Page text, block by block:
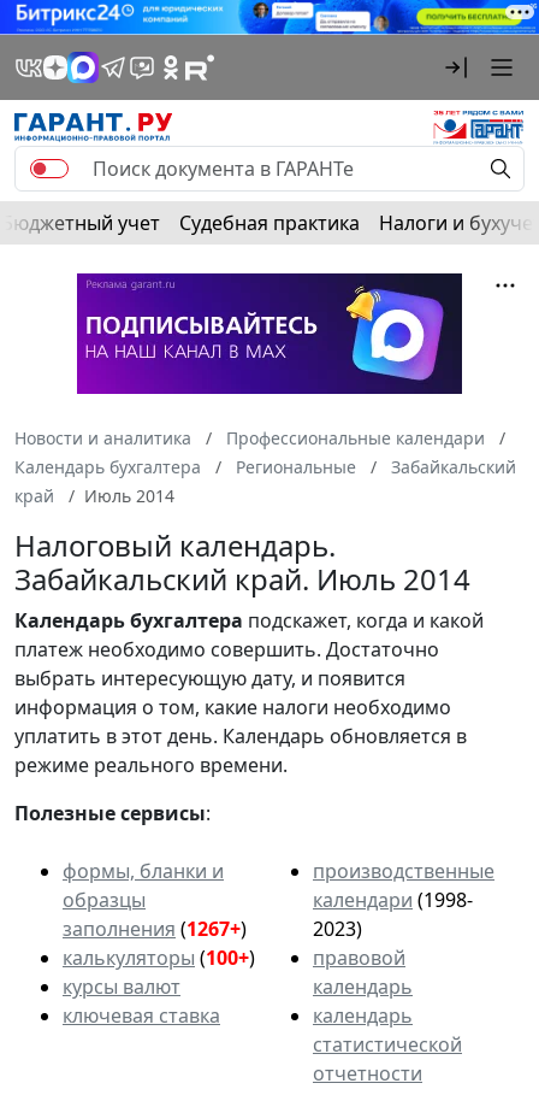
Бюджетный учет Судебная практика Налоги и
Новости и аналитика
Профессиональные календари
Календарь бухгалтера
Региональные
Забайкальский
край
Июль 2014
Налоговый календарь.
Забайкальский край. Июль 2014
Календарьбухгалтера подскажет, когда и какой
платеж необходимо совершить. Достаточно
выбрать интересующую дату, и появится
информация о том, какие налоги необходимо
уплатить в этот день. Календарь обновляется в
режиме реального времени.
Полезные сервисы:
формы, бланки и
образцы
заполнения (1267+)
калькуляторы (100+)
курсы валют
ключевая ставка
производственные
календари (1998-
2023)
правовой
календарь
календарь
статистической
отчетности